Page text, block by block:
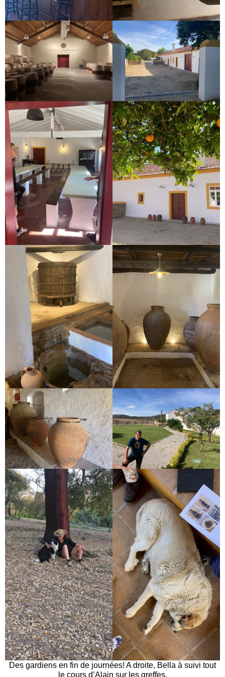
Des gardiens en fin de journées! A droite, Bella à suivi tout
le cours d’Alain sur les greffes.